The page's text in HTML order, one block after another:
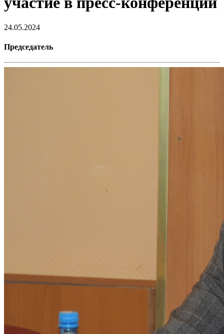
24.05.2024
Председатель